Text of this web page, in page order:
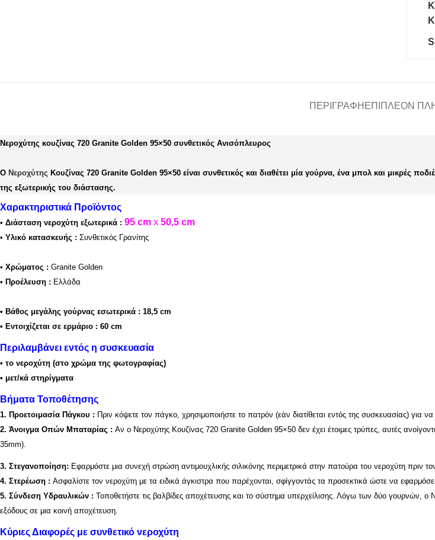
ΠΕΡΙΓΡΑΦΉ ΕΠΙΠΛΈΟΝ
Νεροχύτης κουζίνας 720 Granite Golden 95×50 συνθετικός Ανισόπλευρος
Ο Νεροχύτης Κουζίνας 720 Granite Golden 95×50 είναι συνθετικός και διαθέτει μία γούρνα, ένα μπολ και μικρές
της εξωτερικής του διάστασης.
Χαρακτηριστικά Προϊόντος
• Διάσταση νεροχύτη εξωτερικά : 95 cm x 50,5 cm
• Υλικό κατασκευής : Συνθετικός Γρανίτης
• Χρώματος : Granite Golden
• Προέλευση : Ελλάδα
• Βάθος μεγάλης γούρνας εσωτερικά : 18,5 cm
• Εντοιχίζεται σε ερμάριο : 60 cm
Περιλαμβάνει εντός η συσκευασία
• το νεροχύτη (στο χρώμα της φωτογραφίας)
• μετ/κά στηρίγματα
Βήματα Τοποθέτησης
1. Προετοιμασία Πάγκου : Πριν κόψετε τον πάγκο, χρησιμοποιήστε το πατρόν (εάν διατίθεται εντός της συσκευασίας) για
2. Άνοιγμα Οπών Μπαταρίας : Αν ο Νεροχύτης Κουζίνας 720 Granite Golden 95×50 δεν έχει έτοιμες τρύπες, αυτές
35mm).
3. Στεγανοποίηση: Εφαρμόστε μια συνεχή στρώση αντιμουχλικής σιλικόνης περιμετρικά στην πατούρα του νεροχύτη πριν
4. Στερέωση : Ασφαλίστε τον νεροχύτη με τα ειδικά άγκιστρα που παρέχονται, σφίγγοντάς τα προσεκτικά ώστε να
5. Σύνδεση Υδραυλικών : Τοποθετήστε τις βαλβίδες αποχέτευσης και το σύστημα υπερχείλισης. Λόγω των δύο γουρνών, o
εξόδους σε μια κοινή αποχέτευση.
Κύριες Διαφορές με συνθετικό νεροχύτη